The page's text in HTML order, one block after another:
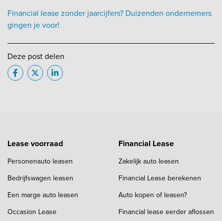
Financial lease zonder jaarcijfers? Duizenden ondernemers
gingen je voor!
Deze post delen
Lease voorraad
Personenauto leasen
Bedrijfswagen leasen
Een marge auto leasen
Occasion Lease
Financial Lease
Zakelijk auto leasen
Financial Lease berekenen
Auto kopen of leasen?
Financial lease eerder aflossen